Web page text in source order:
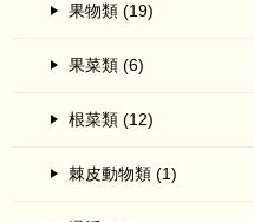
果物類 (19)
果菜類 (6)
根菜類 (12)
棘皮動物類 (1)